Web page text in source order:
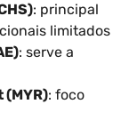
: principal
limitados
: serve a
: foco